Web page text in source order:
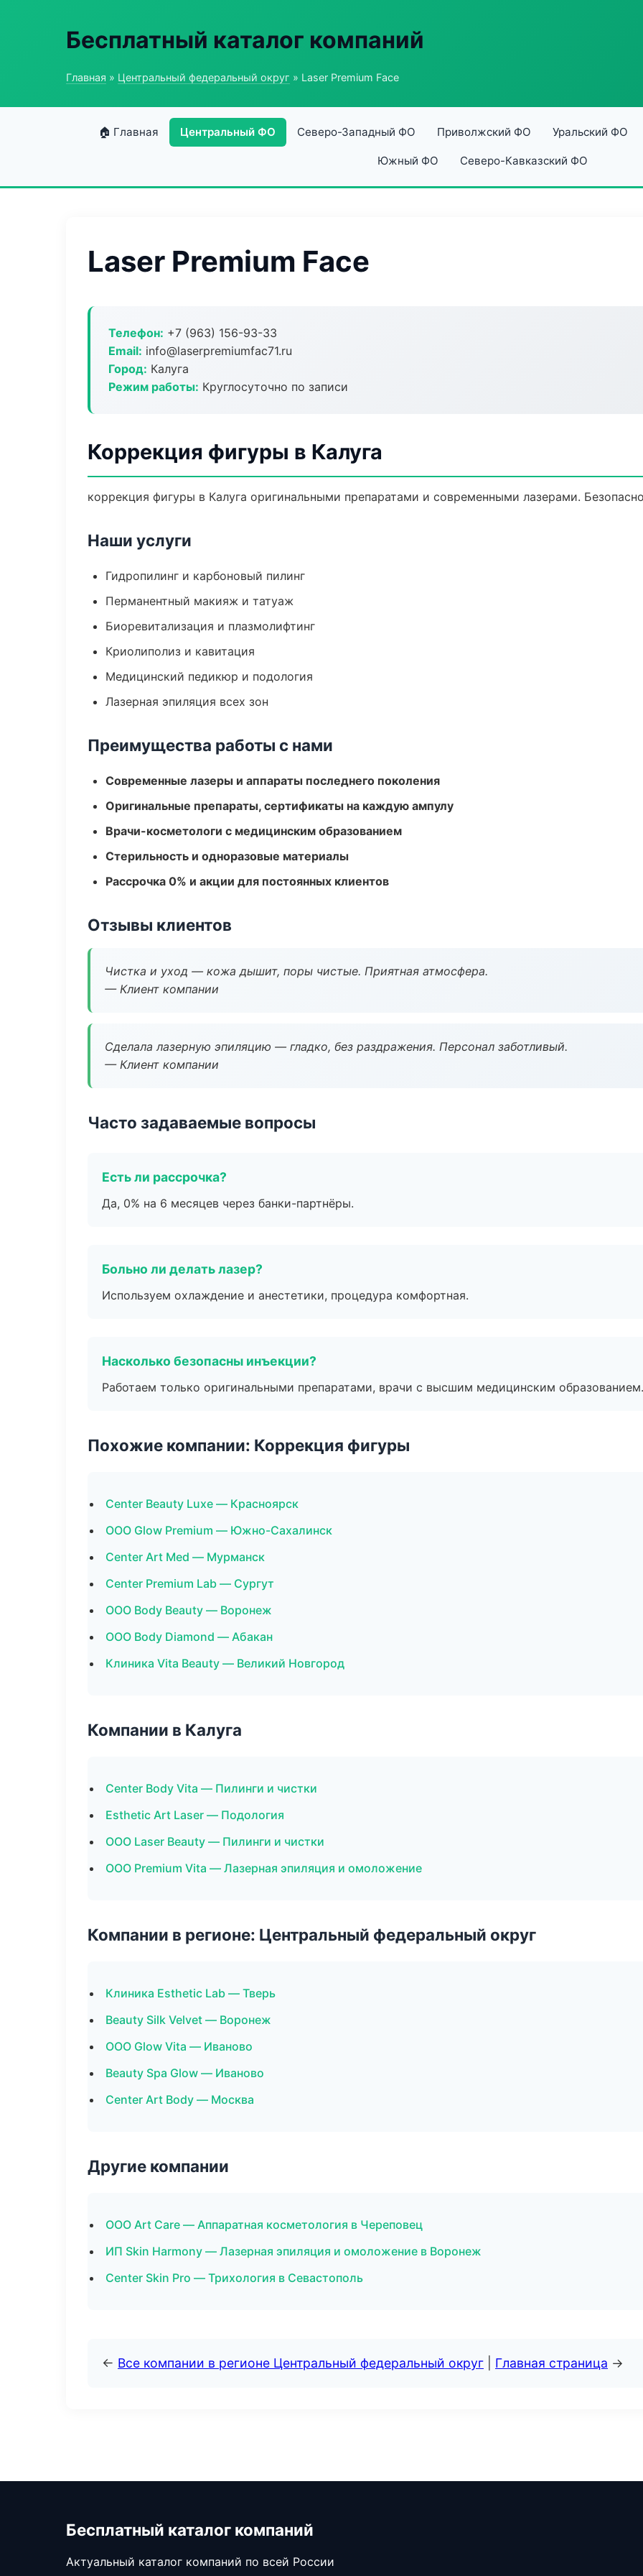
Бесплатный каталог компаний
Главная » Центральный федеральный округ » Laser Premium Face
🏠 Главная Центральный ФО Северо-Западный ФО Приволжский ФО Уральский ФО
Южный ФО Северо-Кавказский ФО
Laser Premium Face
Телефон: +7 (963) 156-93-33
Email: info@laserpremiumfac71.ru
Город: Калуга
Режим работы: Круглосуточно по записи
Коррекция фигуры в Калуга
коррекция фигуры в Калуга оригинальными препаратами и современными лазерами.
Наши услуги
Гидропилинг и карбоновый пилинг
Перманентный макияж и татуаж
Биоревитализация и плазмолифтинг
Криолиполиз и кавитация
Медицинский педикюр и подология
Лазерная эпиляция всех зон
Преимущества работы с нами
Современные лазеры и аппараты последнего поколения
Оригинальные препараты, сертификаты на каждую ампулу
Врачи-косметологи с медицинским образованием
Стерильность и одноразовые материалы
Рассрочка 0% и акции для постоянных клиентов
Отзывы клиентов
Чистка и уход — кожа дышит, поры чистые. Приятная атмосфера.
— Клиент компании
Сделала лазерную эпиляцию — гладко, без раздражения. Персонал заботливый.
— Клиент компании
Часто задаваемые вопросы
Есть ли рассрочка?
Да, 0% на 6 месяцев через банки-партнёры.
Больно ли делать лазер?
Используем охлаждение и анестетики, процедура комфортная.
Насколько безопасны инъекции?
Работаем только оригинальными препаратами, врачи с высшим медицинским образованием.
Похожие компании: Коррекция фигуры
Center Beauty Luxe — Красноярск
ООО Glow Premium — Южно-Сахалинск
Center Art Med — Мурманск
Center Premium Lab — Сургут
ООО Body Beauty — Воронеж
ООО Body Diamond — Абакан
Клиника Vita Beauty — Великий Новгород
Компании в Калуга
Center Body Vita — Пилинги и чистки
Esthetic Art Laser — Подология
ООО Laser Beauty — Пилинги и чистки
ООО Premium Vita — Лазерная эпиляция и омоложение
Компании в регионе: Центральный федеральный округ
Клиника Esthetic Lab — Тверь
Beauty Silk Velvet — Воронеж
ООО Glow Vita — Иваново
Beauty Spa Glow — Иваново
Center Art Body — Москва
Другие компании
ООО Art Care — Аппаратная косметология в Череповец
ИП Skin Harmony — Лазерная эпиляция и омоложение в Воронеж
Center Skin Pro — Трихология в Севастополь
← Все компании в регионе Центральный федеральный округ Главная страница →
Бесплатный каталог компаний
Актуальный каталог компаний по всей России